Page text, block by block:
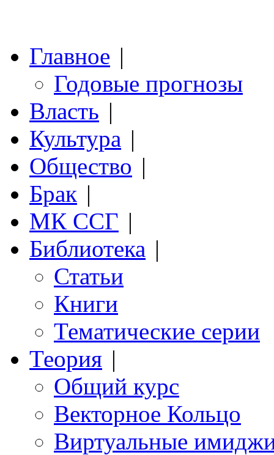
Главное |
Годовые прогнозы
Власть |
Культура |
Общество |
Брак |
МК ССГ |
Библиотека |
Статьи
Книги
Тематические серии
Теория |
Общий курс
Векторное Кольцо
Виртуальные